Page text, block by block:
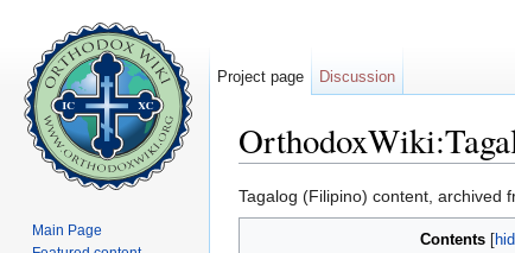
Tagalog (Filipino) content, archived
Contents
Project page Discussion
Main Page